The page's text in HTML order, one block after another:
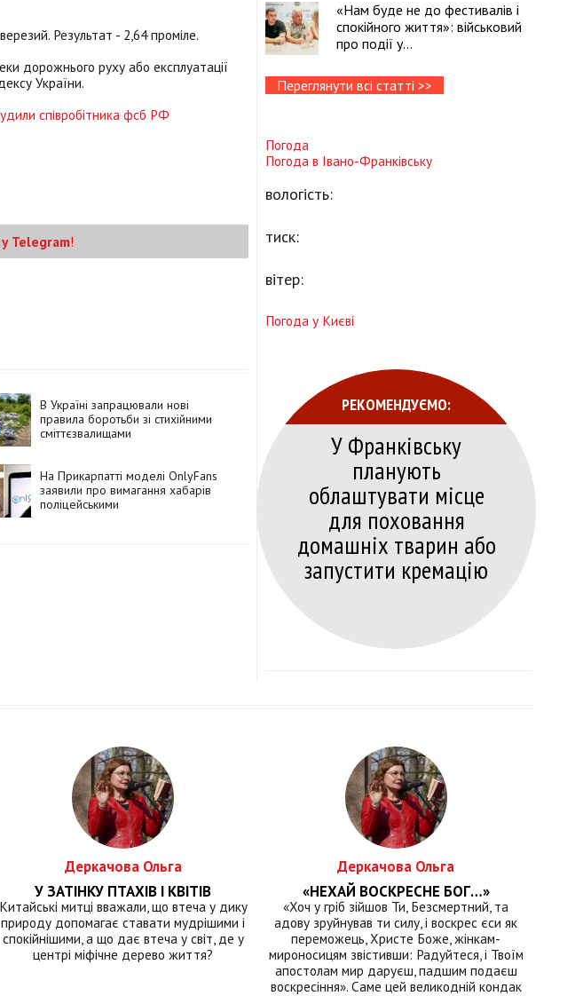
Результат - 2,64 проміле.
дорожнього руху або експлуатації
України.
співробітника фсб РФ
Telegram!
В Україні запрацювали нові
правила боротьби зі стихійними
сміттєзвалищами
На Прикарпатті моделі OnlyFans
заявили про вимагання хабарів
поліцейськими
«Нам буде не до фестивалів і
спокійного життя»: військовий
про події у...
Переглянути всі статті >>
Погода
Погода в Івано-Франківську
вологість:
тиск:
вітер:
Погода у Києві
РЕКОМЕНДУЄМО:
У Франківську
планують
облаштувати місце
для поховання
домашніх тварин або
запустити кремацію
Деркачова Ольга
У ЗАТІНКУ ПТАХІВ І КВІТІВ
Китайські митці вважали, що втеча у дику
природу допомагає ставати мудрішими і
спокійнішими, а що дає втеча у світ, де у
центрі міфічне дерево життя?
Деркачова Ольга
«НЕХАЙ ВОСКРЕСНЕ БОГ…»
«Хоч у гріб зійшов Ти, Безсмертний, та
адову зруйнував ти силу, і воскрес єси як
переможець, Христе Боже, жінкам-
мироносицям звістивши: Радуйтеся, і Твоїм
апостолам мир даруєш, падшим подаєш
воскресіння». Саме цей великодній кондак